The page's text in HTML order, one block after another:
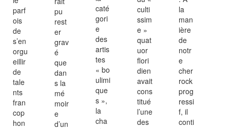
parf
ois
de
s’en
orgu
eillir
de
tale
nts
fran
cop
hon
pu
rest
er
grav
é
que
dan
s la
mé
moir
e
d’un
caté
gori
e
des
artis
tes
« bo
ulimi
que
s »,
la
cha
culti
ssim
e »
quat
uor
flori
dien
avait
cons
titué
l’une
des
la
man
ière
de
notr
e
cher
rock
prog
ressi
f, il
conti